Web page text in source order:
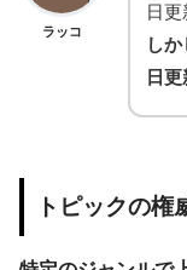
ラッコ
日
し
日
トピックの権